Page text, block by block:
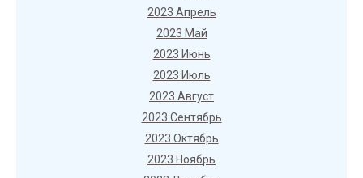
2023 Апрель
2023 Май
2023 Июнь
2023 Июль
2023 Август
2023 Сентябрь
2023 Октябрь
2023 Ноябрь